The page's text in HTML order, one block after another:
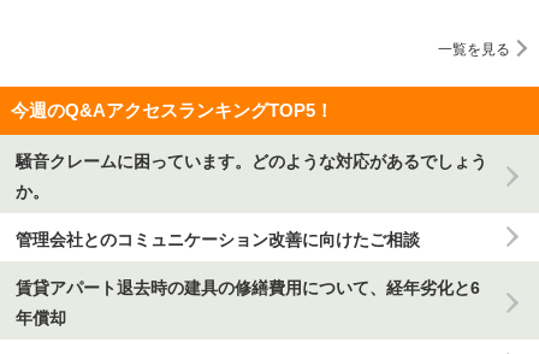
一覧を見る
今週のQ&AアクセスランキングTOP5！
騒音クレームに困っています。どのような対応があるでしょう
か。
管理会社とのコミュニケーション改善に向けたご相談
賃貸アパート退去時の建具の修繕費用について、経年劣化と6
年償却